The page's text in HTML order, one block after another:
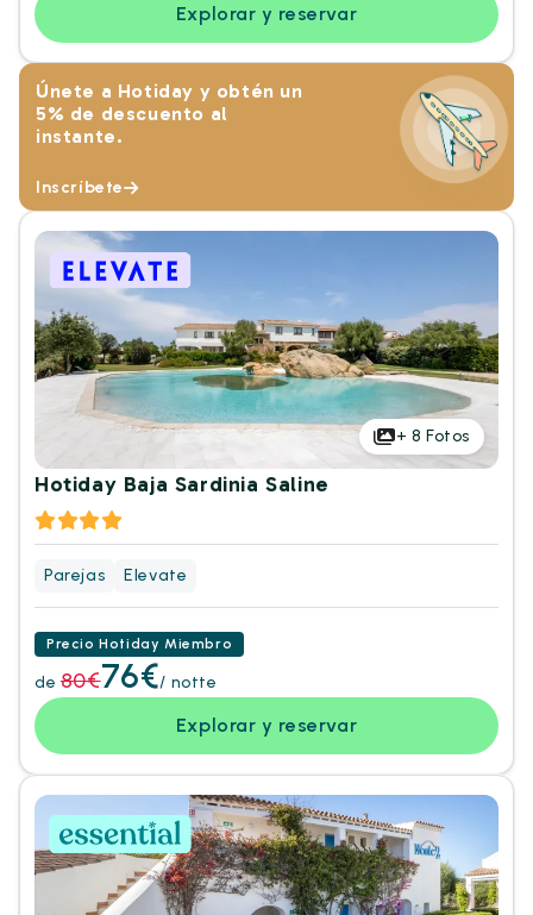
Explorar y reservar
Únete a Hotiday y obtén un
5% de descuento al
instante.
Inscríbete
+ 8 Fotos
Hotiday Baja Sardinia Saline
Parejas Elevate
Precio Hotiday Miembro
de 80€76€/ notte
Explorar y reservar